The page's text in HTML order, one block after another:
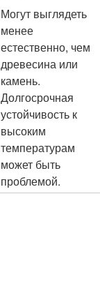
Могут выглядеть
менее
естественно, чем
древесина или
камень.
Долгосрочная
устойчивость к
высоким
температурам
может быть
проблемой.